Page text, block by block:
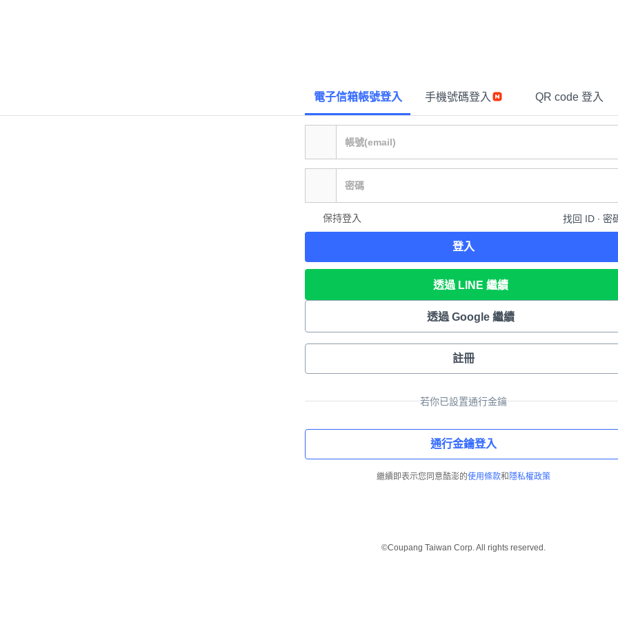
電子信箱帳號登入 手機號碼登入 QR code 登入
保持登入 找回 ID ∙ 密
登入
透過 LINE 繼續
透過 Google 繼續
註冊
若你已設置通行金鑰
通行金鑰登入
繼續即表示您同意酷澎的使用條款和 隱私權政策
©Coupang Taiwan Corp. All rights reserved.